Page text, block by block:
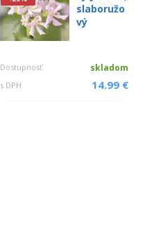
slaboružo
vý
Dostupnosť skladom
s DPH 14.99 €